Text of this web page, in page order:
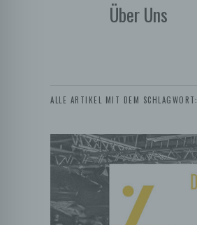
Über Uns
ALLE ARTIKEL MIT DEM SCHLAGWORT: